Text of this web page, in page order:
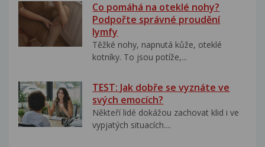
Co pomáhá na oteklé nohy?
Podpořte správné proudění
lymfy
Těžké nohy, napnutá kůže, oteklé
kotníky. To jsou potíže,...
TEST: Jak dobře se vyznáte ve
svých emocích?
Někteří lidé dokážou zachovat klid i ve
vypjatých situacích....